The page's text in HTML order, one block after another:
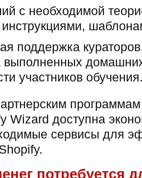
с необходимой
поддержка
выполненных
участников
Wizard доступна
сервисы для
потребуется